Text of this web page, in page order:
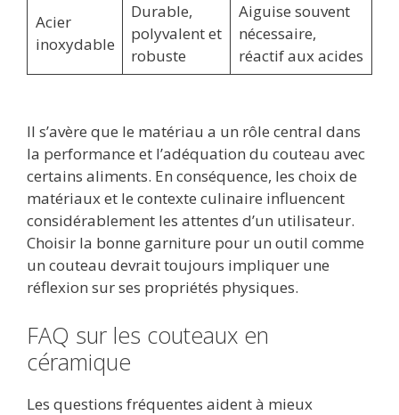
Acier
inoxydable
Durable,
polyvalent et
robuste
Aiguise souvent
nécessaire,
réactif aux acides
Il s’avère que le matériau a un rôle central dans
la performance et l’adéquation du couteau avec
certains aliments. En conséquence, les choix de
matériaux et le contexte culinaire influencent
considérablement les attentes d’un utilisateur.
Choisir la bonne garniture pour un outil comme
un couteau devrait toujours impliquer une
réflexion sur ses propriétés physiques.
FAQ sur les couteaux en
céramique
Les questions fréquentes aident à mieux